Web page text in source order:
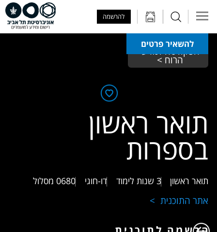
להרשמה
להשאיר פרטים
הפקולטה למדעי
הרוח >
תואר ראשון
בספרות
תואר ראשון 3 שנות לימוד דו-חוגי 0680 מסלול
אתר התוכנית